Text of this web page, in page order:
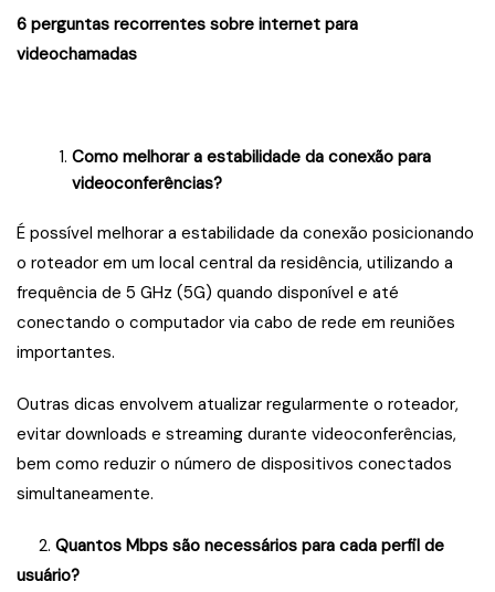
6 perguntas recorrentes sobre internet para
videochamadas
Como melhorar a estabilidade da conexão para
videoconferências?
É possível melhorar a estabilidade da conexão posicionando
o roteador em um local central da residência, utilizando a
frequência de 5 GHz (5G) quando disponível e até
conectando o computador via cabo de rede em reuniões
importantes.
Outras dicas envolvem atualizar regularmente o roteador,
evitar downloads e streaming durante videoconferências,
bem como reduzir o número de dispositivos conectados
simultaneamente.
2. Quantos Mbps são necessários para cada perfil de
usuário?